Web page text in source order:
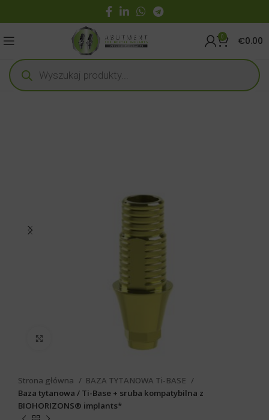
0 €0.00
Strona główna
BAZA TYTANOWA Ti-BASE
Baza tytanowa / Ti-Base + sruba kompatybilna z
BIOHORIZONS® implants*